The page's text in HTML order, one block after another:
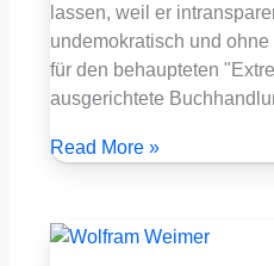
lassen, weil er
undemokratisch und
für den behaupteten
ausgerichtete
Read More »